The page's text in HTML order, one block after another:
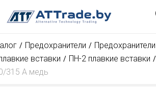
Предохранители
Предохранители
вставки
ПН-2 плавкие вставки
315 А медь